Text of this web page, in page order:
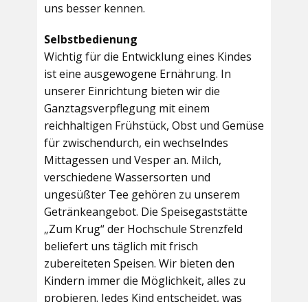
uns besser kennen.
Selbstbedienung
Wichtig für die Entwicklung eines Kindes
ist eine ausgewogene Ernährung. In
unserer Einrichtung bieten wir die
Ganztagsverpflegung mit einem
reichhaltigen Frühstück, Obst und Gemüse
für zwischendurch, ein wechselndes
Mittagessen und Vesper an. Milch,
verschiedene Wassersorten und
ungesüßter Tee gehören zu unserem
Getränkeangebot. Die Speisegaststätte
„Zum Krug“ der Hochschule Strenzfeld
beliefert uns täglich mit frisch
zubereiteten Speisen. Wir bieten den
Kindern immer die Möglichkeit, alles zu
probieren. Jedes Kind entscheidet, was